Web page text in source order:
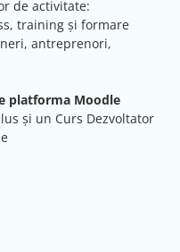
de activitate:
training și formare
antreprenori,
platforma Moodle
și un Curs Dezvoltator